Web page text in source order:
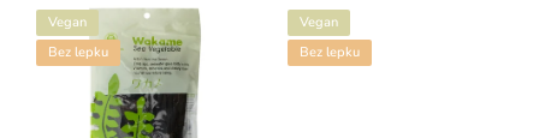
Vegan
Bez lepku
Vegan
Bez lepku